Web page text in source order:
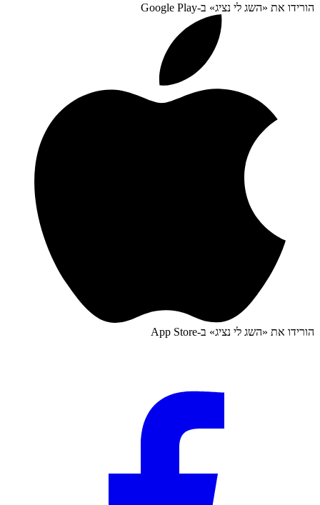
הורידו את «השג לי נציג» ב-Google Play
הורידו את «השג לי נציג» ב-App Store